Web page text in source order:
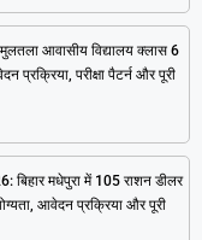
आवासीय विद्यालय क्लास 6
परीक्षा पैटर्न और पूरी
मधेपुरा में 105 राशन डीलर
आवेदन प्रक्रिया और पूरी